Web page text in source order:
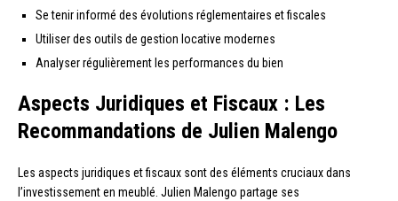
Se tenir informé des évolutions réglementaires et fiscales
Utiliser des outils de gestion locative modernes
Analyser régulièrement les performances du bien
Aspects Juridiques et Fiscaux : Les
Recommandations de Julien Malengo
Les aspects juridiques et fiscaux sont des éléments cruciaux dans
l’investissement en meublé. Julien Malengo partage ses